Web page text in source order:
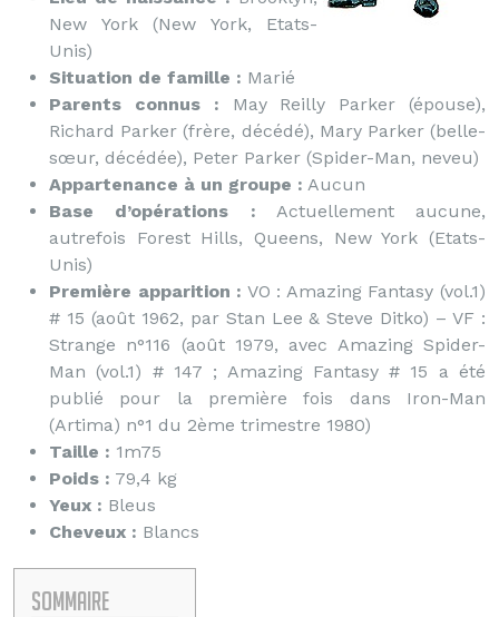
New York (New York, Etats-
Unis)
Situation de famille : Marié
Parents connus : May Reilly Parker (épouse),
Richard Parker (frère, décédé), Mary Parker (belle-
sœur, décédée), Peter Parker (Spider-Man, neveu)
Appartenance à un groupe : Aucun
Base d’opérations : Actuellement aucune,
autrefois Forest Hills, Queens, New York (Etats-
Unis)
Première apparition : VO : Amazing Fantasy (vol.1)
# 15 (août 1962, par Stan Lee & Steve Ditko) – VF :
Strange n°116 (août 1979, avec Amazing Spider-
Man (vol.1) # 147 ; Amazing Fantasy # 15 a été
publié pour la première fois dans Iron-Man
(Artima) n°1 du 2ème trimestre 1980)
Taille : 1m75
Poids : 79,4 kg
Yeux : Bleus
Cheveux : Blancs
Sommaire